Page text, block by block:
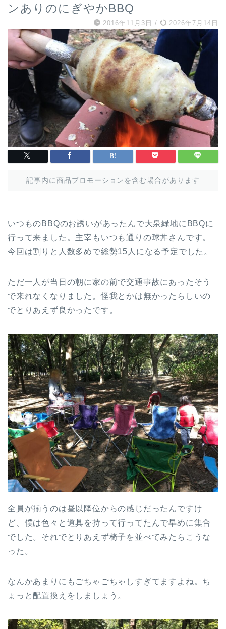
ンありのにぎやかBBQ
2016年11月3日 / 2026年7月14日
記事内に商品プロモーションを含む場合があります
いつものBBQのお誘いがあったんで大泉緑地にBBQに
行って来ました。主宰もいつも通りの球丼さんです。
今回は割りと人数多めで総勢15人になる予定でした。
ただ一人が当日の朝に家の前で交通事故にあったそう
で来れなくなりました。怪我とかは無かったらしいの
でとりあえず良かったです。
全員が揃うのは昼以降位からの感じだったんですけ
ど、僕は色々と道具を持って行ってたんで早めに集合
でした。それでとりあえず椅子を並べてみたらこうな
った。
なんかあまりにもごちゃごちゃしすぎてますよね。ち
ょっと配置換えをしましょう。